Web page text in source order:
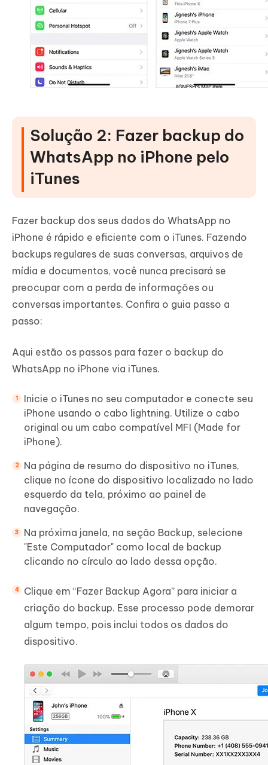
Solução 2: Fazer backup do
WhatsApp no iPhone pelo
iTunes
Fazer backup dos seus dados do WhatsApp no
iPhone é rápido e eficiente com o iTunes. Fazendo
backups regulares de suas conversas, arquivos de
mídia e documentos, você nunca precisará se
preocupar com a perda de informações ou
conversas importantes. Confira o guia passo a
passo:
Aqui estão os passos para fazer o backup do
WhatsApp no iPhone via iTunes.
Inicie o iTunes no seu computador e conecte seu
iPhone usando o cabo lightning. Utilize o cabo
original ou um cabo compatível MFI (Made for
iPhone).
Na página de resumo do dispositivo no iTunes,
clique no ícone do dispositivo localizado no lado
esquerdo da tela, próximo ao painel de
navegação.
Na próxima janela, na seção Backup, selecione
"Este Computador" como local de backup
clicando no círculo ao lado dessa opção.
Clique em “Fazer Backup Agora” para iniciar a
criação do backup. Esse processo pode demorar
algum tempo, pois inclui todos os dados do
dispositivo.